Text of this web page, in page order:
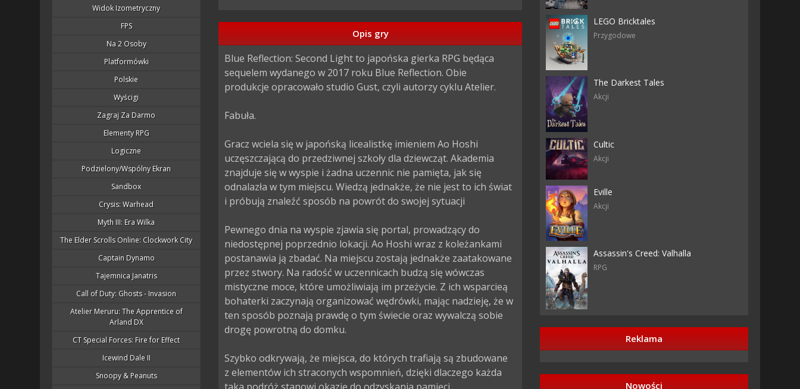
Widok Izometryczny
FPS
Na 2 Osoby
Platformówki
Polskie
Wyścigi
Zagraj Za Darmo
Elementy RPG
Logiczne
Podzielony/wspólny Ekran
Sandbox
Crysis: Warhead
Myth III: Era Wilka
The Elder Scrolls Online: Clockwork City
Captain Dynamo
Tajemnica Janatris
Call of Duty: Ghosts - Invasion
Atelier Meruru: The Apprentice of
Arland DX
CT Special Forces: Fire for Effect
Icewind Dale II
Snoopy & Peanuts
Opis gry
Blue Reflection: Second Light to japońska gierka RPG będąca
sequelem wydanego w 2017 roku Blue Reflection. Obie
produkcje opracowało studio Gust, czyli autorzy cyklu Atelier.
Fabuła.
Gracz wciela się w japońską licealistkę imieniem Ao Hoshi
uczęszczającą do przedziwnej szkoły dla dziewcząt. Akademia
znajduje się w wyspie i żadna uczennic nie pamięta, jak się
odnalazła w tym miejscu. Wiedzą jednakże, że nie jest to ich świat
i próbują znaleźć sposób na powrót do swojej sytuacji
Pewnego dnia na wyspie zjawia się portal, prowadzący do
niedostępnej poprzednio lokacji. Ao Hoshi wraz z koleżankami
postanawia ją zbadać. Na miejscu zostają jednakże zaatakowane
przez stwory. Na radość w uczennicach budzą się wówczas
mistyczne moce, które umożliwiają im przeżycie. Z ich wsparcieą
bohaterki zaczynają organizować wędrówki, mając nadzieję, że w
ten sposób poznają prawdę o tym świecie oraz wywalczą sobie
drogę powrotną do domku.
Szybko odkrywają, że miejsca, do których trafiają są zbudowane
z elementów ich straconych wspomnień, dzięki dlaczego każda
LEGO Bricktales
Przygodowe
The Darkest Tales
Akcji
Cultic
Akcji
Eville
Akcji
Assassin's Creed: Valhalla
RPG
Reklama
Nowości